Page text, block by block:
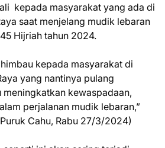
kepada masyarakat yang ada di
saat menjelang mudik lebaran
Hijriah tahun 2024.
kepada masyarakat di
yang nantinya pulang
kewaspadaan,
perjalanan mudik lebaran,”
Cahu, Rabu 27/3/2024)